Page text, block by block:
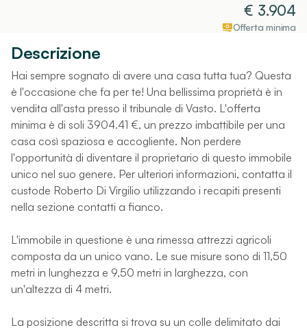
€ 3.904
Offerta minima
Descrizione
Hai sempre sognato di avere una casa tutta tua? Questa
è l'occasione che fa per te! Una bellissima proprietà è in
vendita all'asta presso il tribunale di Vasto. L'offerta
minima è di soli 3904.41 €, un prezzo imbattibile per una
casa così spaziosa e accogliente. Non perdere
l'opportunità di diventare il proprietario di questo immobile
unico nel suo genere. Per ulteriori informazioni, contatta il
custode Roberto Di Virgilio utilizzando i recapiti presenti
nella sezione contatti a fianco.
L'immobile in questione è una rimessa attrezzi agricoli
composta da un unico vano. Le sue misure sono di 11,50
metri in lunghezza e 9,50 metri in larghezza, con
un'altezza di 4 metri.
La posizione descritta si trova su un colle delimitato dai